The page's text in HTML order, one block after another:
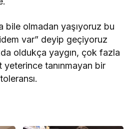
bile olmadan yaşıyoruz bu
var” deyip geçiyoruz
oldukça yaygın, çok fazla
yeterince tanınmayan bir